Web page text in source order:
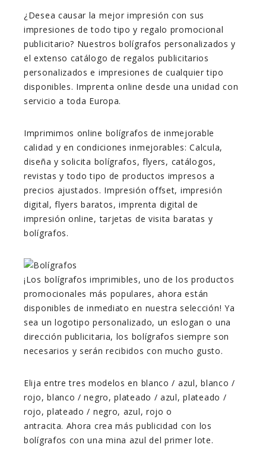
¿Desea causar la mejor impresión con sus
impresiones de todo tipo y regalo promocional
publicitario? Nuestros bolígrafos personalizados y
el extenso catálogo de regalos publicitarios
personalizados e impresiones de cualquier tipo
disponibles. Imprenta online desde una unidad con
servicio a toda Europa.
Imprimimos online bolígrafos de inmejorable
calidad y en condiciones inmejorables: Calcula,
diseña y solicita bolígrafos, flyers, catálogos,
revistas y todo tipo de productos impresos a
precios ajustados. Impresión offset, impresión
digital, flyers baratos, imprenta digital de
impresión online, tarjetas de visita baratas y
bolígrafos.
¡Los bolígrafos imprimibles, uno de los productos
promocionales más populares, ahora están
disponibles de inmediato en nuestra selección! Ya
sea un logotipo personalizado, un eslogan o una
dirección publicitaria, los bolígrafos siempre son
necesarios y serán recibidos con mucho gusto.
Elija entre tres modelos en blanco / azul, blanco /
rojo, blanco / negro, plateado / azul, plateado /
rojo, plateado / negro, azul, rojo o
antracita. Ahora crea más publicidad con los
bolígrafos con una mina azul del primer lote.